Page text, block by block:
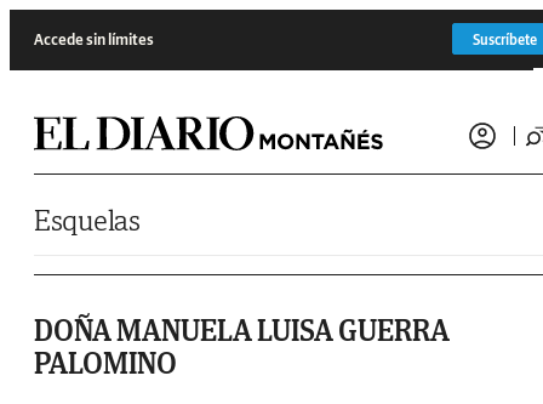
Accede sin límites Suscríbete
Esquelas
DOÑA MANUELA LUISA GUERRA
PALOMINO